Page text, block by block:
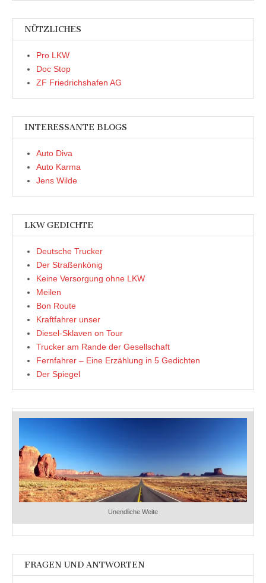
NÜTZLICHES
Pro LKW
Doc Stop
ZF Friedrichshafen AG
INTERESSANTE BLOGS
Auto Diva
Auto Karma
Jens Wilde
LKW GEDICHTE
Deutsche Trucker
Der Straßenkönig
Keine Versorgung ohne LKW
Meilen
Bon Route
Kraftfahrer unser
Diesel-Sklaven on Tour
Trucker am Rande der Gesellschaft
Fernfahrer – Eine Erzählung in 5 Gedichten
Der Spiegel
Unendliche Weite
FRAGEN UND ANTWORTEN